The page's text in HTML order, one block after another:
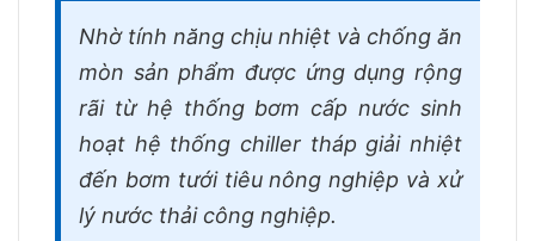
Nhờ tính năng chịu nhiệt và chống ăn
mòn sản phẩm được ứng dụng rộng
rãi từ hệ thống bơm cấp nước sinh
hoạt hệ thống chiller tháp giải nhiệt
đến bơm tưới tiêu nông nghiệp và xử
lý nước thải công nghiệp.